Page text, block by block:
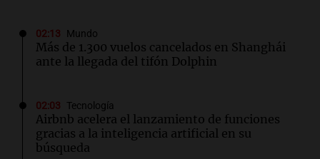
02:13 Mundo
Más de 1.300 vuelos cancelados en Shanghái
ante la llegada del tifón Dolphin
02:03 Tecnología
Airbnb acelera el lanzamiento de funciones
gracias a la inteligencia artificial en su
búsqueda